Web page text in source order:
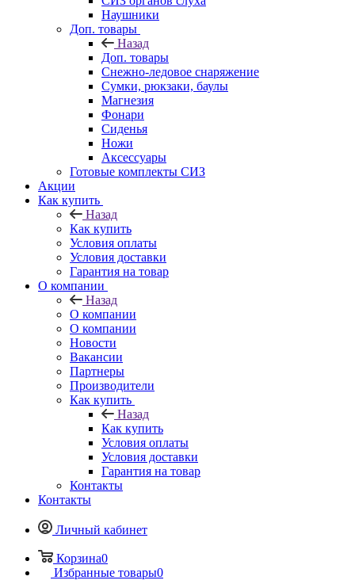
Наушники
Доп. товары
Назад
Доп. товары
Снежно-ледовое снаряжение
Сумки, рюкзаки, баулы
Магнезия
Фонари
Сиденья
Ножи
Аксессуары
Готовые комплекты СИЗ
Акции
Как купить
Назад
Как купить
Условия оплаты
Условия доставки
Гарантия на товар
О компании
Назад
О компании
О компании
Новости
Вакансии
Партнеры
Производители
Как купить
Назад
Как купить
Условия оплаты
Условия доставки
Гарантия на товар
Контакты
Контакты
Личный кабинет
Корзина0
Избранные товары0